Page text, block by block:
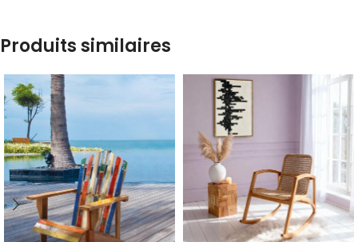
Produits similaires